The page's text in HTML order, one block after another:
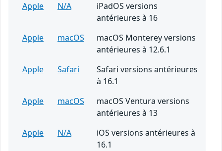
Apple
N/A
iPadOS versions
antérieures à 16
Apple
macOS
macOS Monterey versions
antérieures à 12.6.1
Apple
Safari
Safari versions antérieures
à 16.1
Apple
macOS
macOS Ventura versions
antérieures à 13
Apple
N/A
iOS versions antérieures à
16.1